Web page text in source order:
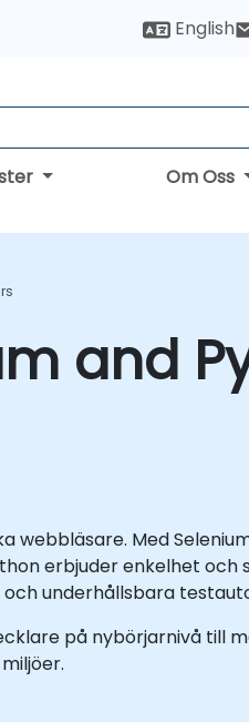
English
Om Oss
and
webbläsare. Med
erbjuder enkelhet
underhållsbara
på nybörjarnivå till